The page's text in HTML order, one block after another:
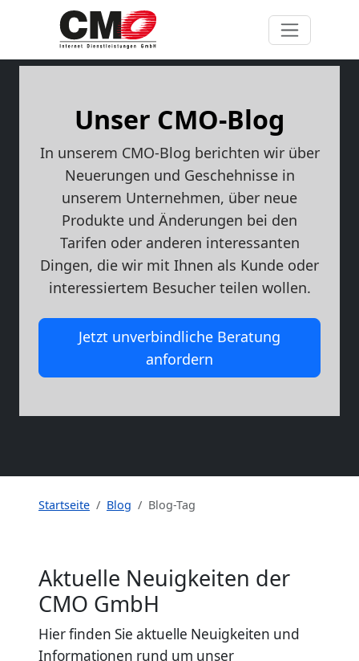
Unser CMO-Blog
In unserem CMO-Blog berichten wir über
Neuerungen und Geschehnisse in
unserem Unternehmen, über neue
Produkte und Änderungen bei den
Tarifen oder anderen interessanten
Dingen, die wir mit Ihnen als Kunde oder
interessiertem Besucher teilen wollen.
Jetzt unverbindliche Beratung
anfordern
Startseite Blog Blog-Tag
Aktuelle Neuigkeiten der
CMO GmbH
Hier finden Sie aktuelle Neuigkeiten und
Informationen rund um unser